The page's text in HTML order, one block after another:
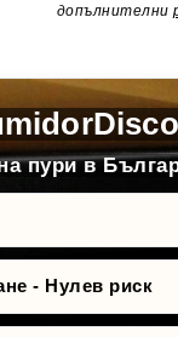
допълнителни
пури в
- Нулев риск